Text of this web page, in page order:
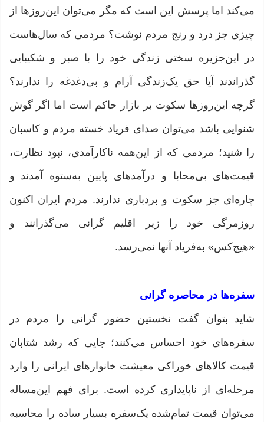
می‌کند اما پرسش این‌ است که مگر می‌توان این‌روزها از
چیزی جز درد و رنج مردم نوشت؟ مردمی که سال‌هاست
در این‌جزیره سختی زندگی خود را با صبر و شکیبایی
گذراندند آیا حق یک‌زندگی آرام و بی‌دغدغه را ندارند؟
گرچه این‌روزها سکوت بر بازار حاکم است اما اگر گوش
شنوایی باشد می‌توان صدای فریاد خسته مردم و کاسبان
را شنید؛ مردمی که از این‌همه ناکارآمدی، نبود نظارت،
قیمت‌های بی‌محابا و درآمدهای پایین به‌ستوه آمدند و
چاره‌ای جز سکوت و بردباری ندارند. مردم ایران اکنون
روزمرگی خود را زیر اقلیم گرانی می‌گذرانند و
«هیچ‌کس» به‌فریاد آنها نمی‌رسد.
سفره‌ها در محاصره گرانی
شاید بتوان گفت نخستین حضور گرانی را مردم در
سفره‌های خود احساس می‌کنند؛ جایی که رشد شتابان
قیمت کالاهای خوراکی معیشت خانوارهای ایرانی را وارد
مرحله‌ای از ناپایداری کرده است. برای فهم این‌مساله
می‌توان قیمت تمام‌شده یک‌سفره بسیار ساده را محاسبه